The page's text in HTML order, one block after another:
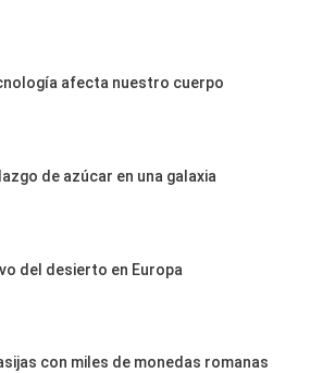
afecta nuestro cuerpo
de azúcar en una galaxia
del desierto en Europa
con miles de monedas romanas